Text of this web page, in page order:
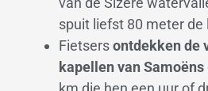
spuit liefst 80 meter de
Fietsersontdekken de
kapellen van Samoëns